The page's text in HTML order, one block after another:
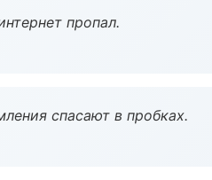
пропал.
спасают в пробках.